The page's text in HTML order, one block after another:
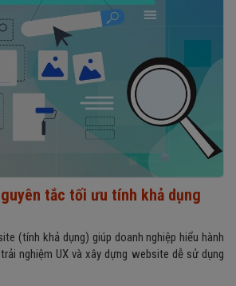
tắc tối ưu tính khả dụng
(tính khả dụng) giúp doanh nghiệp hiểu hành
nghiệm UX và xây dựng website dễ sử dụng